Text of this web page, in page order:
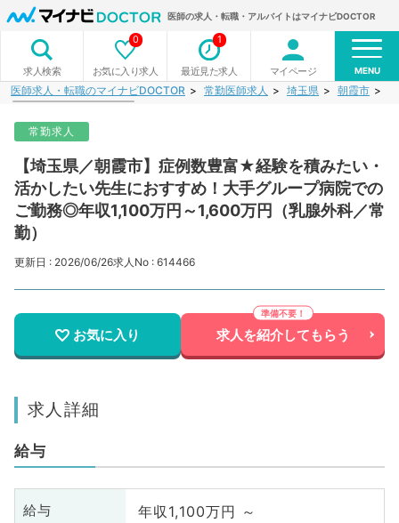
医師の求人・転職・アルバイトはマイナビDOCTOR
求人検索 お気に入り求人
0
最近見た求人
1
マイページ MENU
医師求人・転職のマイナビDOCTOR 常勤医師求人 埼玉県 朝霞市
常勤求人
【埼玉県／朝霞市】症例数豊富★経験を積みたい・
活かしたい先生におすすめ！大手グループ病院での
ご勤務◎年収1,100万円～1,600万円（乳腺外科／常
勤）
更新日 : 2026/06/26求人No : 614466
お気に入り 求人を紹介してもらう
求人詳細
給与
給与 年収1,100万円 ～